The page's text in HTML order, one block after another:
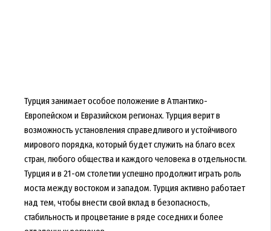
Турция занимает особое положение в Атлантико-
Европейском и Евразийском регионах. Турция верит в
возможность установления справедливого и устойчивого
мирового порядка, который будет служить на благо всех
стран, любого общества и каждого человека в отдельности.
Турция и в 21-ом столетии успешно продолжит играть роль
моста между востоком и западом. Турция активно работает
над тем, чтобы внести свой вклад в безопасность,
стабильность и процветание в ряде соседних и более